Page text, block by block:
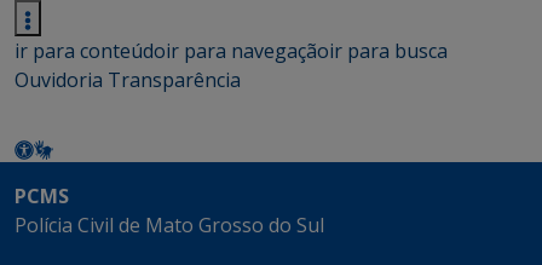
ir para conteúdoir para navegaçãoir para busca
Ouvidoria Transparência
PCMS
Polícia Civil de Mato Grosso do Sul